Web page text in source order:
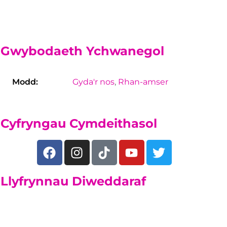
Gwybodaeth Ychwanegol
Modd: Gyda'r nos, Rhan-amser
Cyfryngau Cymdeithasol
Llyfrynnau Diweddaraf